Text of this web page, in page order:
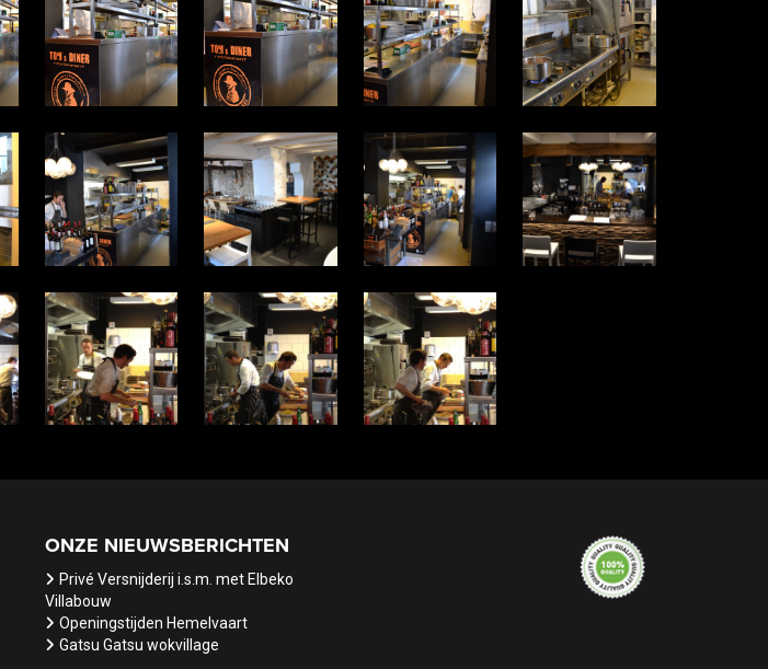
ONZE NIEUWSBERICHTEN
Privé Versnijderij i.s.m. met Elbeko
Villabouw
Openingstijden Hemelvaart
Gatsu Gatsu wokvillage